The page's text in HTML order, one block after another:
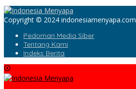
Copyright © 2024 indonesiamenyapa.com
Pedoman Media Siber
Tentang Kami
Indeks Berita